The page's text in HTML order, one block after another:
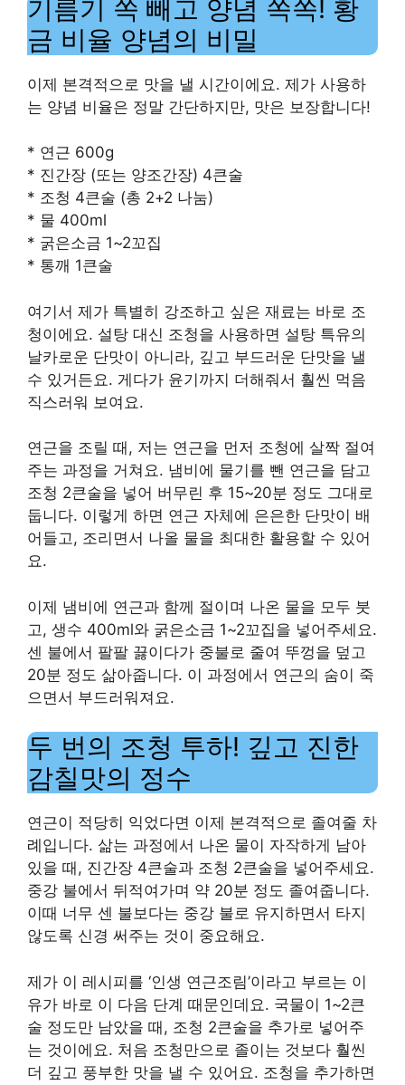
기름기 쏙 빼고 양념 쏙쏙! 황
금 비율 양념의 비밀
이제 본격적으로 맛을 낼 시간이에요. 제가 사용하
는 양념 비율은 정말 간단하지만, 맛은 보장합니다!
* 연근 600g
* 진간장 (또는 양조간장) 4큰술
* 조청 4큰술 (총 2+2 나눔)
* 물 400ml
* 굵은소금 1~2꼬집
* 통깨 1큰술
여기서 제가 특별히 강조하고 싶은 재료는 바로 조
청이에요. 설탕 대신 조청을 사용하면 설탕 특유의
날카로운 단맛이 아니라, 깊고 부드러운 단맛을 낼
수 있거든요. 게다가 윤기까지 더해줘서 훨씬 먹음
직스러워 보여요.
연근을 조릴 때, 저는 연근을 먼저 조청에 살짝 절여
주는 과정을 거쳐요. 냄비에 물기를 뺀 연근을 담고
조청 2큰술을 넣어 버무린 후 15~20분 정도 그대로
둡니다. 이렇게 하면 연근 자체에 은은한 단맛이 배
어들고, 조리면서 나올 물을 최대한 활용할 수 있어
요.
이제 냄비에 연근과 함께 절이며 나온 물을 모두 붓
고, 생수 400ml와 굵은소금 1~2꼬집을 넣어주세요.
센 불에서 팔팔 끓이다가 중불로 줄여 뚜껑을 덮고
20분 정도 삶아줍니다. 이 과정에서 연근의 숨이 죽
으면서 부드러워져요.
두 번의 조청 투하! 깊고 진한
감칠맛의 정수
연근이 적당히 익었다면 이제 본격적으로 졸여줄 차
례입니다. 삶는 과정에서 나온 물이 자작하게 남아
있을 때, 진간장 4큰술과 조청 2큰술을 넣어주세요.
중강 불에서 뒤적여가며 약 20분 정도 졸여줍니다.
이때 너무 센 불보다는 중강 불로 유지하면서 타지
않도록 신경 써주는 것이 중요해요.
제가 이 레시피를 ‘인생 연근조림’이라고 부르는 이
유가 바로 이 다음 단계 때문인데요. 국물이 1~2큰
술 정도만 남았을 때, 조청 2큰술을 추가로 넣어주
는 것이에요. 처음 조청만으로 졸이는 것보다 훨씬
더 깊고 풍부한 맛을 낼 수 있어요. 조청을 추가하면